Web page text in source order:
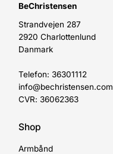
BeChristensen
Strandvejen 287
2920 Charlottenlund
Danmark
Telefon: 36301112
info@bechristensen.com
CVR: 36062363
Shop
Armbånd